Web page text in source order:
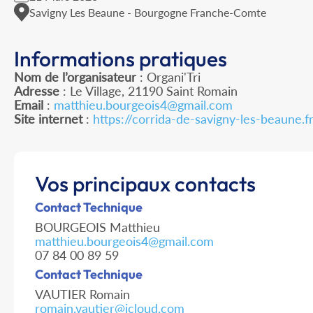
Savigny Les Beaune - Bourgogne Franche-Comte
Informations pratiques
Nom de l’organisateur : Organi'Tri
Adresse : Le Village, 21190 Saint Romain
Email : matthieu.bourgeois4@gmail.com
Site internet: https://corrida-de-savigny-les-beaune.fr
Vos principaux contacts
Contact Technique
BOURGEOIS Matthieu
matthieu.bourgeois4@gmail.com
07 84 00 89 59
Contact Technique
VAUTIER Romain
romain.vautier@icloud.com